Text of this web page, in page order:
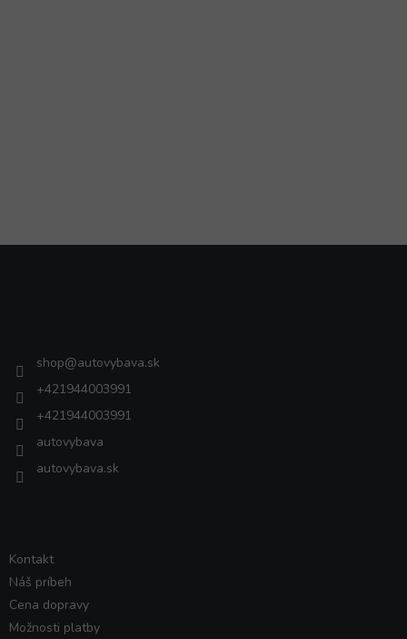
shop@autovybava.sk
+421944003991
+421944003991
autovybava
autovybava.sk
Kontakt
Náš príbeh
Cena dopravy
Možnosti platby